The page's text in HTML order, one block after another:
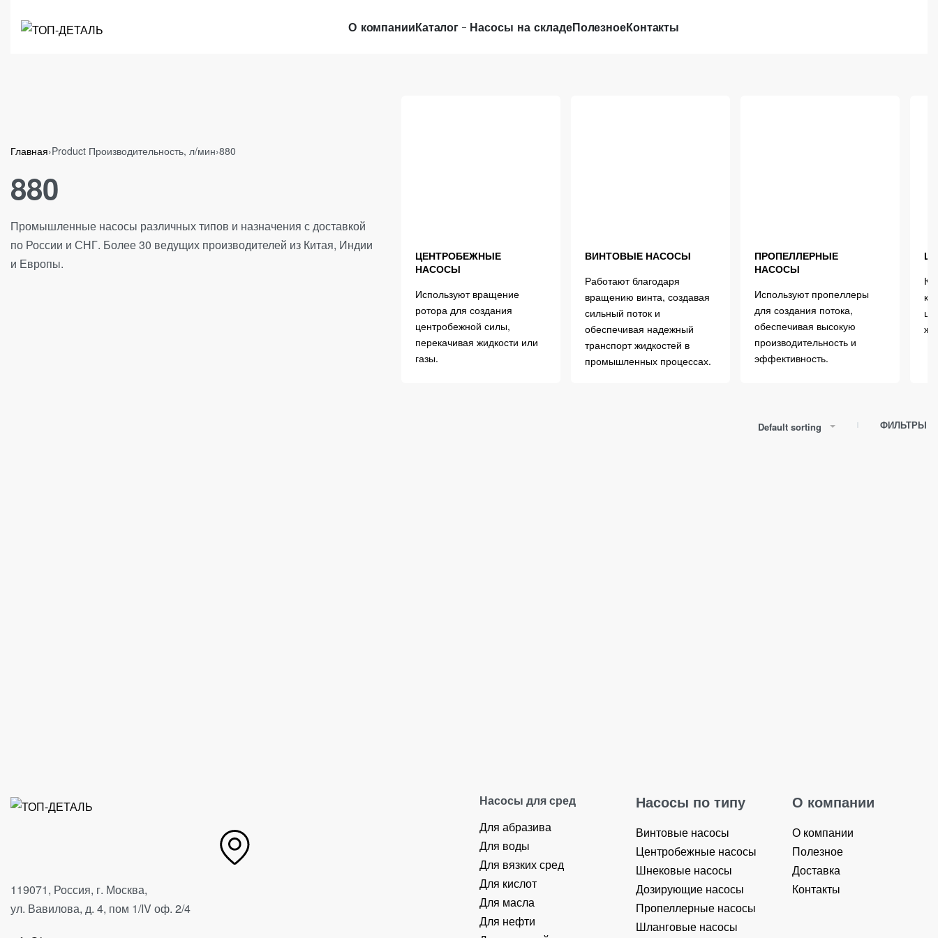
О компанииКаталог Насосы на складеПолезноеКонтакты
Главная›Product Производительность, л/мин›880
880
Промышленные насосы различных типов и назначения с доставкой
по России и СНГ. Более 30 ведущих производителей из Китая, Индии
и Европы.
ЦЕНТРОБЕЖНЫЕ
НАСОСЫ
Используют вращение
ротора для создания
центробежной силы,
перекачивая жидкости или
газы.
ВИНТОВЫЕ НАСОСЫ
Работают благодаря
вращению винта, создавая
сильный поток и
обеспечивая надежный
транспорт жидкостей в
промышленных процессах.
ПРОПЕЛЛЕРНЫЕ
НАСОСЫ
Используют пропеллеры
для создания потока,
обеспечивая высокую
производительность и
эффективность.
Default sorting ФИЛЬТРЫ
119071, Россия, г. Москва,
ул. Вавилова, д. 4, пом 1/IV оф. 2/4
Насосы для сред
Для абразива
Для воды
Для вязких сред
Для кислот
Для масла
Для нефти
Насосы по типу
Винтовые насосы
Центробежные насосы
Шнековые насосы
Дозирующие насосы
Пропеллерные насосы
Шланговые насосы
О компании
О компании
Полезное
Доставка
Контакты